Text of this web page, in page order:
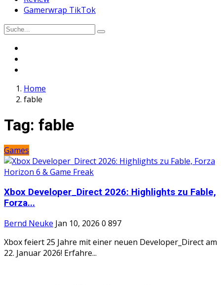
Gamerwrap TikTok
Home
fable
Tag: fable
Games
Xbox Developer_Direct 2026: Highlights zu Fable,
Forza...
Bernd Neuke Jan 10, 2026 0 897
Xbox feiert 25 Jahre mit einer neuen Developer_Direct am
22. Januar 2026! Erfahre...